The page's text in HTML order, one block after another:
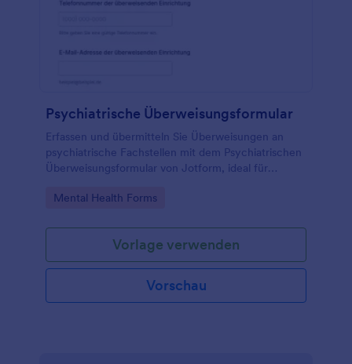
Psychiatrische Überweisungsformular
Erfassen und übermitteln Sie Überweisungen an
psychiatrische Fachstellen mit dem Psychiatrischen
Überweisungsformular von Jotform, ideal für
Datenerfassung und sicheren Weiterleitung.
Go to Category:
Mental Health Forms
Vorlage verwenden
Vorschau